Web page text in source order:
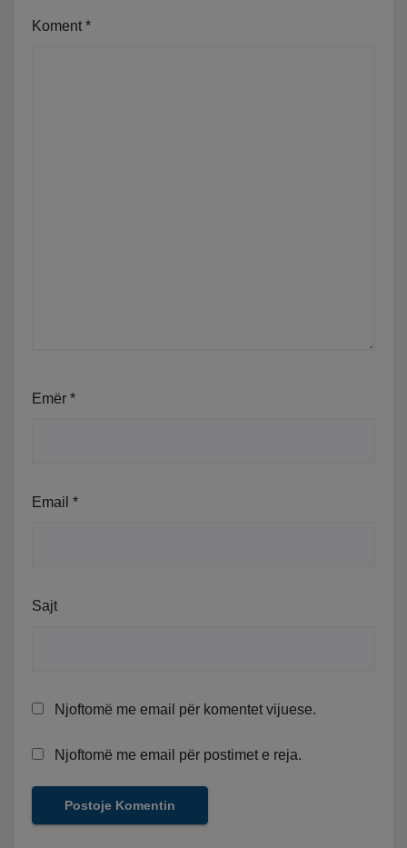
Koment *
Emër *
Email *
Sajt
Njoftomë me email për komentet vijuese.
Njoftomë me email për postimet e reja.